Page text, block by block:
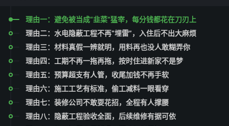
理由一：避免被当成“韭菜”猛宰，每分钱都花在刀刃上
理由二：水电隐蔽工程不再“埋雷”，入住后不出大麻烦
理由三：材料真假一辨就明，用料再也没人敢糊弄你
理由四：工期不再一拖再拖，按时住进新家不是梦
理由五：预算超支有人管，收尾加钱不再手软
理由六：施工工艺有标准，偷工减料一眼看穿
理由七：装修公司不敢耍花招，全程有人撑腰
理由八：隐蔽工程验收全面，后续维修有据可依